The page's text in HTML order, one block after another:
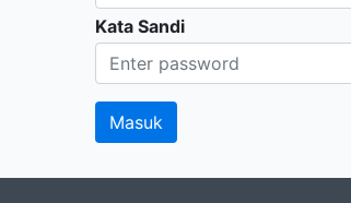
Kata Sandi